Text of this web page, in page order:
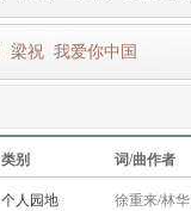
梁祝 我爱你中国
类别 词/曲作者
个人园地 徐重来/林